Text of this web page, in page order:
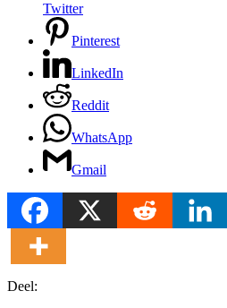
Twitter
Pinterest
LinkedIn
Reddit
WhatsApp
Gmail
Deel: